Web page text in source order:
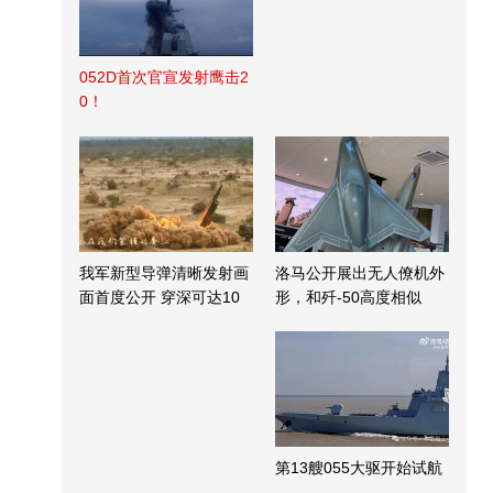
052D首次官宣发射鹰击2
0！
我军新型导弹清晰发射画
面首度公开 穿深可达10
洛马公开展出无人僚机外
形，和歼-50高度相似
第13艘055大驱开始试航